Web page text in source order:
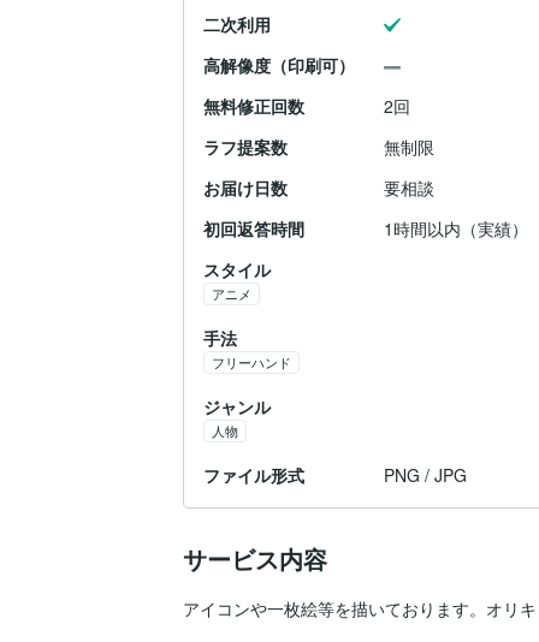
二次利用
高解像度（印刷可）
無料修正回数
2回
ラフ提案数
無制限
お届け日数
要相談
初回返答時間
1時間以内（実績）
スタイル
アニメ
手法
フリーハンド
ジャンル
人物
ファイル形式 PNG / JPG
サービス内容
アイコンや一枚絵等を描いております。オリ